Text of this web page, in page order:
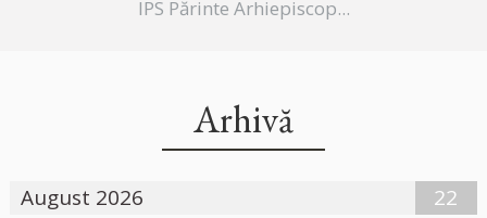
IPS Părinte Arhiepiscop...
Arhivă
August 2026
22